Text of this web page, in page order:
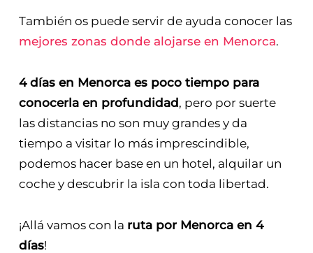
También os puede servir de ayuda conocer las
mejores zonas donde alojarse en Menorca.
4 días en Menorca es poco tiempo para
conocerla en profundidad, pero por suerte
las distancias no son muy grandes y da
tiempo a visitar lo más imprescindible,
podemos hacer base en un hotel, alquilar un
coche y descubrir la isla con toda libertad.
¡Allá vamos con la ruta por Menorca en 4
días!